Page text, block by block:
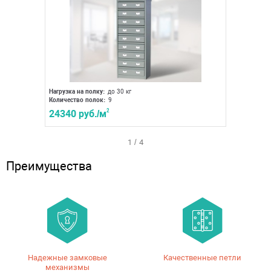
Нагрузка на полку: до 30 кг
Количество полок: 9
24340 руб./м2
1 / 4
Преимущества
Надежные замковые
механизмы
Качественные петли